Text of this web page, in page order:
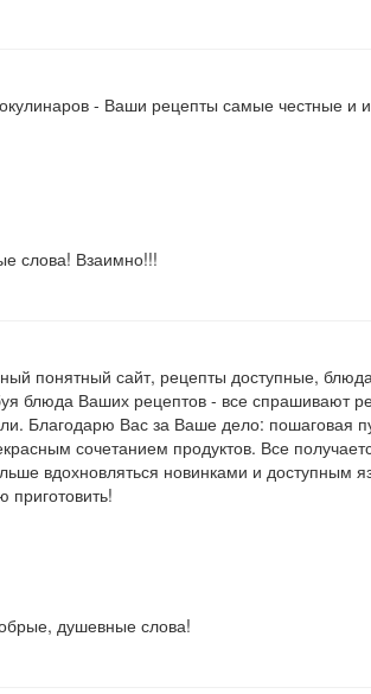
- Ваши рецепты самые честные и
слова! Взаимно!!!
понятный сайт, рецепты доступные,
блюда Ваших рецептов - все спрашивают
Благодарю Вас за Ваше дело: пошаговая
сочетанием продуктов. Все
вдохновляться новинками и доступным
приготовить!
душевные слова!